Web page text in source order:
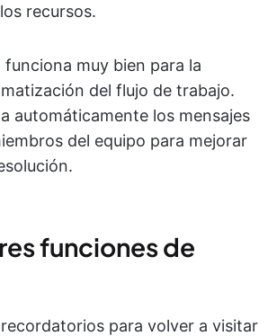
recursos.
muy bien para la
del flujo de trabajo.
automáticamente los mensajes
del equipo para mejorar
funciones de
para volver a visitar